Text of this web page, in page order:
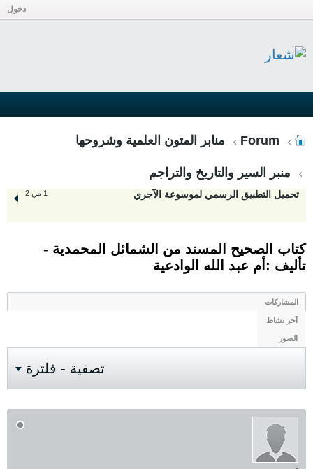
دخول
Forum منابر المتون العلمية وشروحها
منبر السير والتاريخ والتراجم
1 من 2 تحميل التطبيق الرسمي لموسوعة الآجري
كتاب الصحيح المسند من الشمائل المحمدية -
تأليف :أم عبد الله الوادعية
المشاركات
آخر نشاط
الصور
تصفية - فلترة